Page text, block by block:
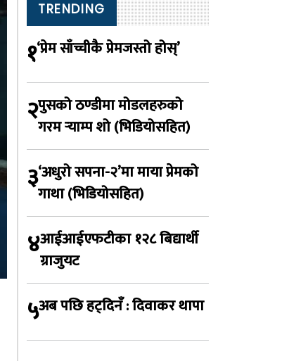
TRENDING
१‘प्रेम साँच्चीकै प्रेमजस्तो होस्’
२पुसको ठण्डीमा मोडलहरुको
गरम र्‍याम्प शो (भिडियोसहित)
३‘अधुरो सपना-२’मा माया प्रेमको
गाथा (भिडियोसहित)
४आईआईएफटीका १२८ बिद्यार्थी
ग्राजुयट
५अब पछि हट्दिनँ : दिवाकर थापा